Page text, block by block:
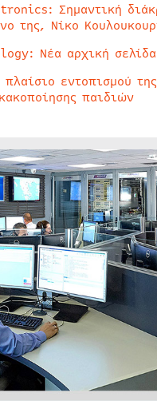
Σημαντική
της, Νίκο
Νέα αρχική σελίδα
πλαίσιο εντοπισμού
παιδιών